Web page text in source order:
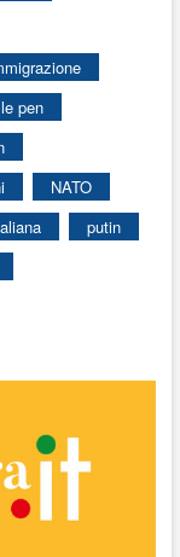
le pen
NATO
putin